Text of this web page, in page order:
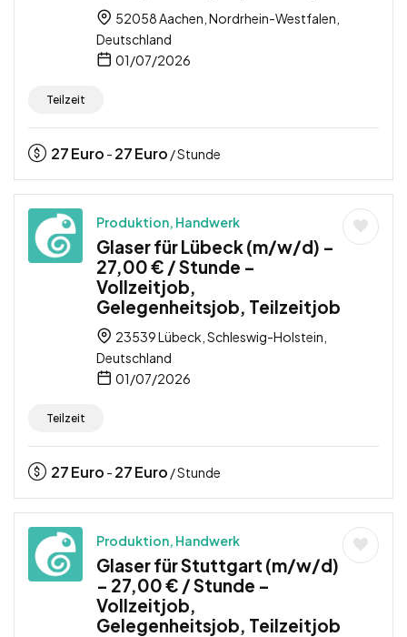
52058 Aachen, Nordrhein-Westfalen,
Deutschland
01/07/2026
Teilzeit
27Euro - 27Euro / Stunde
Produktion, Handwerk
Glaser für Lübeck (m/w/d) –
27,00 € / Stunde –
Vollzeitjob,
Gelegenheitsjob, Teilzeitjob
23539 Lübeck, Schleswig-Holstein,
Deutschland
01/07/2026
Teilzeit
27Euro - 27Euro / Stunde
Produktion, Handwerk
Glaser für Stuttgart (m/w/d)
– 27,00 € / Stunde –
Vollzeitjob,
Gelegenheitsjob, Teilzeitjob